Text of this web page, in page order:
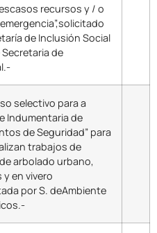
recursos y / o
de Inclusión Social
de
selectivo para a
Indumentaria de
de Seguridad” para
trabajos de
arbolado urbano,
en vivero
por S. deAmbiente